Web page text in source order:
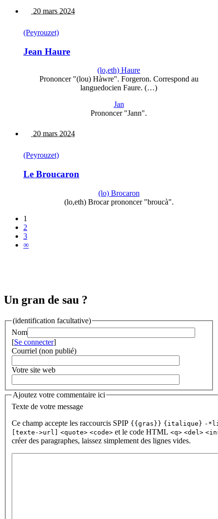
20 mars 2024
(Peyrouzet)
Jean Haure
(lo,eth) Haure
Prononcer "(lou) Hàwre". Forgeron. Correspond au
languedocien Faure. (…)
Jan
Prononcer "Jann".
20 mars 2024
(Peyrouzet)
Le Broucaron
(lo) Brocaron
(lo,eth) Brocar prononcer "broucà".
1
2
3
∞
Un gran de sau ?
(identification facultative)
Nom
[Se connecter]
Courriel (non publié)
Votre site web
Ajoutez votre commentaire ici
Texte de votre message
Ce champ accepte les raccourcis SPIP {{gras}} {italique} -
[texte->url] <quote> <code> et le code HTML <q> <del>
créer des paragraphes, laissez simplement des lignes vides.